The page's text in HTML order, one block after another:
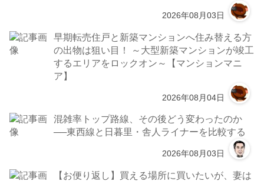
2026年08月03日
早期転売住戸と新築マンションへ住み替える方
の出物は狙い目！ ～大型新築マンションが竣工
するエリアをロックオン～【マンションマニ
ア】
2026年08月04日
混雑率トップ路線、その後どう変わったのか
──東西線と日暮里・舎人ライナーを比較する
2026年08月03日
【お便り返し】買える場所に買いたいが、妻は